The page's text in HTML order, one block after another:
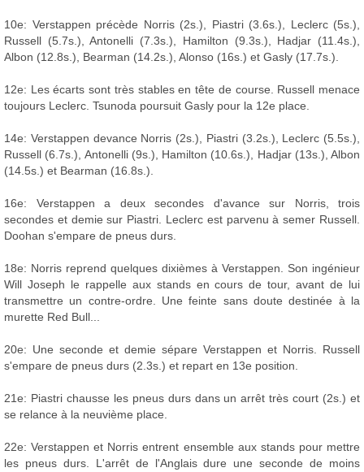
10e: Verstappen précède Norris (2s.), Piastri (3.6s.), Leclerc (5s.),
Russell (5.7s.), Antonelli (7.3s.), Hamilton (9.3s.), Hadjar (11.4s.),
Albon (12.8s.), Bearman (14.2s.), Alonso (16s.) et Gasly (17.7s.).
12e: Les écarts sont très stables en tête de course. Russell menace
toujours Leclerc. Tsunoda poursuit Gasly pour la 12e place.
14e: Verstappen devance Norris (2s.), Piastri (3.2s.), Leclerc (5.5s.),
Russell (6.7s.), Antonelli (9s.), Hamilton (10.6s.), Hadjar (13s.), Albon
(14.5s.) et Bearman (16.8s.).
16e: Verstappen a deux secondes d'avance sur Norris, trois
secondes et demie sur Piastri. Leclerc est parvenu à semer Russell.
Doohan s'empare de pneus durs.
18e: Norris reprend quelques dixièmes à Verstappen. Son ingénieur
Will Joseph le rappelle aux stands en cours de tour, avant de lui
transmettre un contre-ordre. Une feinte sans doute destinée à la
murette Red Bull...
20e: Une seconde et demie sépare Verstappen et Norris. Russell
s'empare de pneus durs (2.3s.) et repart en 13e position.
21e: Piastri chausse les pneus durs dans un arrêt très court (2s.) et
se relance à la neuvième place.
22e: Verstappen et Norris entrent ensemble aux stands pour mettre
les pneus durs. L'arrêt de l'Anglais dure une seconde de moins